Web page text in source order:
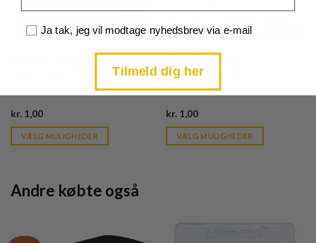
kr. 1,00Current
is:
kr. 39,95.
VÆLG MULIGHEDER
EX Power Keepers
Wynaut - 70/108
kr.1,00Current
is:
kr. 39,95.
VÆLG MULIGHEDER
Andre købte også
Samtykke
Ja tak, jeg vil modtage nyhedsbrev via e-mail
Tilmeld dig her